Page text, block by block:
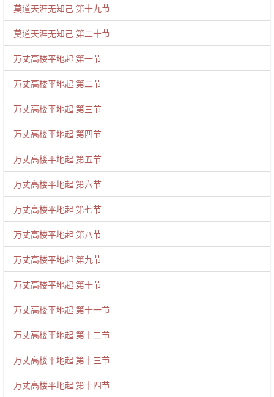
莫道天涯无知己 第十九节
莫道天涯无知己 第二十节
万丈高楼平地起 第一节
万丈高楼平地起 第二节
万丈高楼平地起 第三节
万丈高楼平地起 第四节
万丈高楼平地起 第五节
万丈高楼平地起 第六节
万丈高楼平地起 第七节
万丈高楼平地起 第八节
万丈高楼平地起 第九节
万丈高楼平地起 第十节
万丈高楼平地起 第十一节
万丈高楼平地起 第十二节
万丈高楼平地起 第十三节
万丈高楼平地起 第十四节